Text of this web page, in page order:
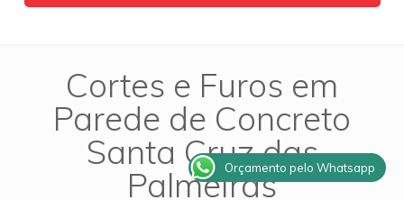
Cortes e Furos em
Parede de Concreto
Santa Cruz das
PalmeirasOrçamento pelo Whatsapp